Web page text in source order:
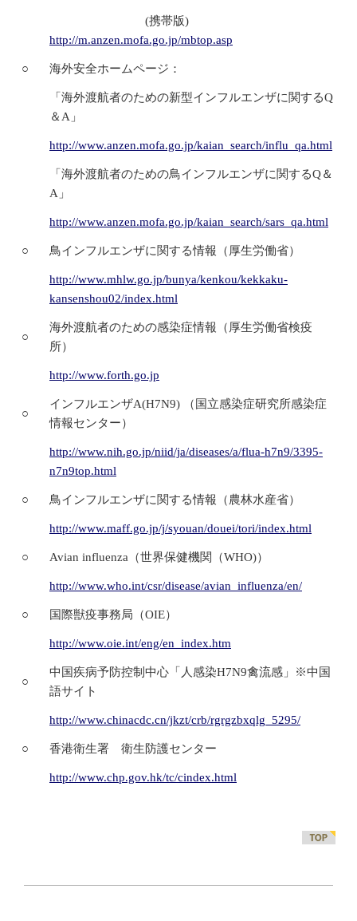
(携帯版)
http://m.anzen.mofa.go.jp/mbtop.asp
○ 海外安全ホームページ：
「海外渡航者のための新型インフルエンザに関するQ
＆A」
http://www.anzen.mofa.go.jp/kaian_search/influ_qa.html
「海外渡航者のための鳥インフルエンザに関するQ＆
A」
http://www.anzen.mofa.go.jp/kaian_search/sars_qa.html
○ 鳥インフルエンザに関する情報（厚生労働省）
http://www.mhlw.go.jp/bunya/kenkou/kekkaku-
kansenshou02/index.html
○
海外渡航者のための感染症情報（厚生労働省検疫
所）
http://www.forth.go.jp
○
インフルエンザA(H7N9) （国立感染症研究所感染症
情報センター）
http://www.nih.go.jp/niid/ja/diseases/a/flua-h7n9/3395-
n7n9top.html
○ 鳥インフルエンザに関する情報（農林水産省）
http://www.maff.go.jp/j/syouan/douei/tori/index.html
○ Avian influenza（世界保健機関（WHO)）
http://www.who.int/csr/disease/avian_influenza/en/
○ 国際獣疫事務局（OIE）
http://www.oie.int/eng/en_index.htm
○
中国疾病予防控制中心「人感染H7N9禽流感」※中国
語サイト
http://www.chinacdc.cn/jkzt/crb/rgrgzbxqlg_5295/
○ 香港衛生署 衛生防護センター
http://www.chp.gov.hk/tc/cindex.html